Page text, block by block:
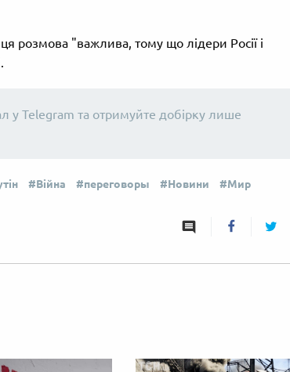
розмова "важлива, тому що лідери Росії і
у Telegram та отримуйте добірку лише
Війна переговоры Новини Мир